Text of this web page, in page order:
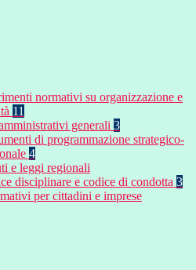
normativi su organizzazione e
11
generali 3
di programmazione strategico-
4
e leggi regionali
disciplinare e codice di condotta 3
per cittadini e imprese